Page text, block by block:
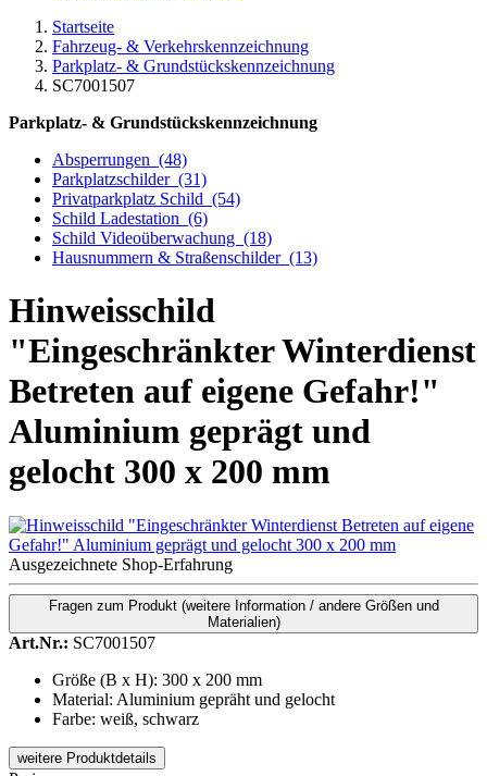
Startseite
Fahrzeug- & Verkehrskennzeichnung
Parkplatz- & Grundstückskennzeichnung
SC7001507
Parkplatz- & Grundstückskennzeichnung
Absperrungen (48)
Parkplatzschilder (31)
Privatparkplatz Schild (54)
Schild Ladestation (6)
Schild Videoüberwachung (18)
Hausnummern & Straßenschilder (13)
Hinweisschild
"Eingeschränkter Winterdienst
Betreten auf eigene Gefahr!"
Aluminium geprägt und
gelocht 300 x 200 mm
Ausgezeichnete Shop-Erfahrung
Fragen zum Produkt (weitere Information / andere Größen und
Materialien)
Art.Nr.: SC7001507
Größe (B x H): 300 x 200 mm
Material: Aluminium gepräht und gelocht
Farbe: weiß, schwarz
weitere Produktdetails